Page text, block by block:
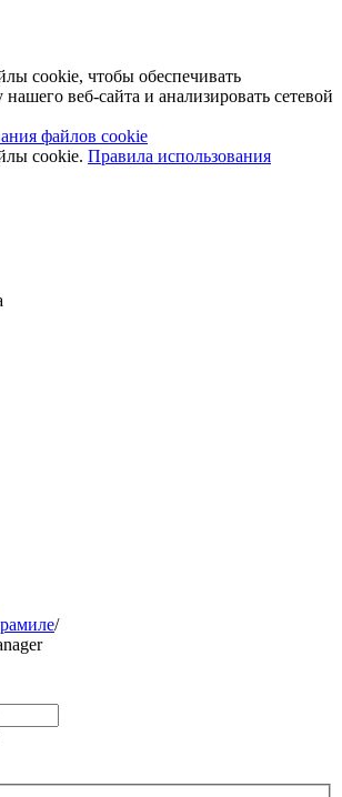
cookie, чтобы обеспечивать
веб-сайта и анализировать сетевой
файлов cookie
cookie. Правила использования
/